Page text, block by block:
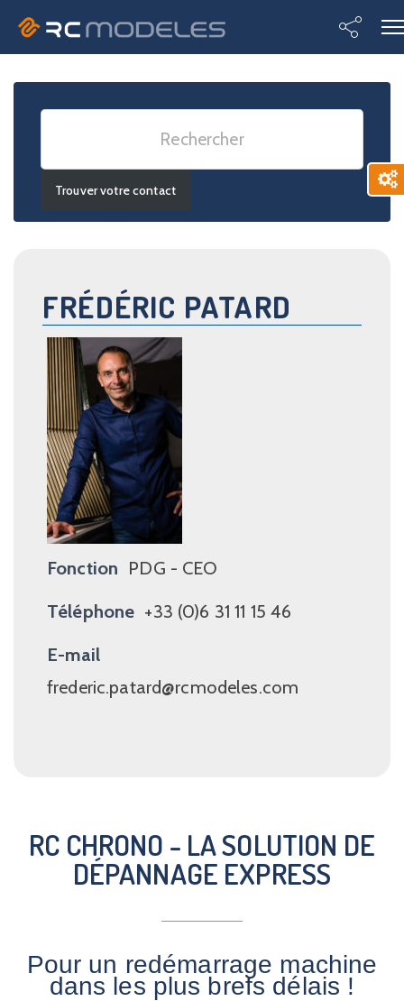
FRÉDÉRIC PATARD
Fonction PDG - CEO
Téléphone +33 (0)6 31 11 15 46
E-mail
frederic.patard@rcmodeles.com
RC CHRONO - LA SOLUTION DE
DÉPANNAGE EXPRESS
Pour un redémarrage machine
dans les plus brefs délais !